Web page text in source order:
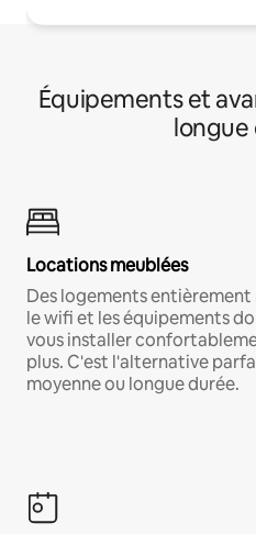
Équipements et
longue
Locations meublées
Des logements entièrement
le wifi et les équipements
vous installer
plus. C'est l'alternative
moyenne ou longue durée.